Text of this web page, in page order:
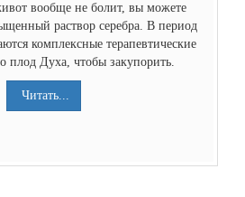
вообще не болит, вы можете
раствор серебра. В период
комплексные терапевтические
плод Духа, чтобы закупорить.
Читать...